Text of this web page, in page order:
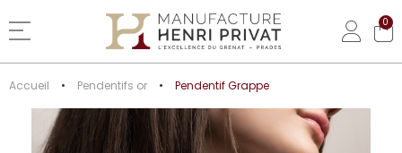
Basculer la navigation
0
Accueil Pendentifs or Pendentif Grappe